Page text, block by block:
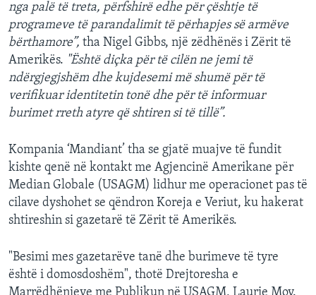
nga palë të treta, përfshirë edhe për çështje të
programeve të parandalimit të përhapjes së armëve
bërthamore”, tha Nigel Gibbs, një zëdhënës i Zërit të
Amerikës. "Është diçka për të cilën ne jemi të
ndërgjegjshëm dhe kujdesemi më shumë për të
verifikuar identitetin tonë dhe për të informuar
burimet rreth atyre që shtiren si të tillë”.
Kompania ‘Mandiant’ tha se gjatë muajve të fundit
kishte qenë në kontakt me Agjencinë Amerikane për
Median Globale (USAGM) lidhur me operacionet pas të
cilave dyshohet se qëndron Koreja e Veriut, ku hakerat
shtireshin si gazetarë të Zërit të Amerikës.
"Besimi mes gazetarëve tanë dhe burimeve të tyre
është i domosdoshëm", thotë Drejtoresha e